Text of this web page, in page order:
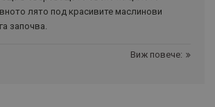
лято под красивите маслинови
започва.
Виж повече: